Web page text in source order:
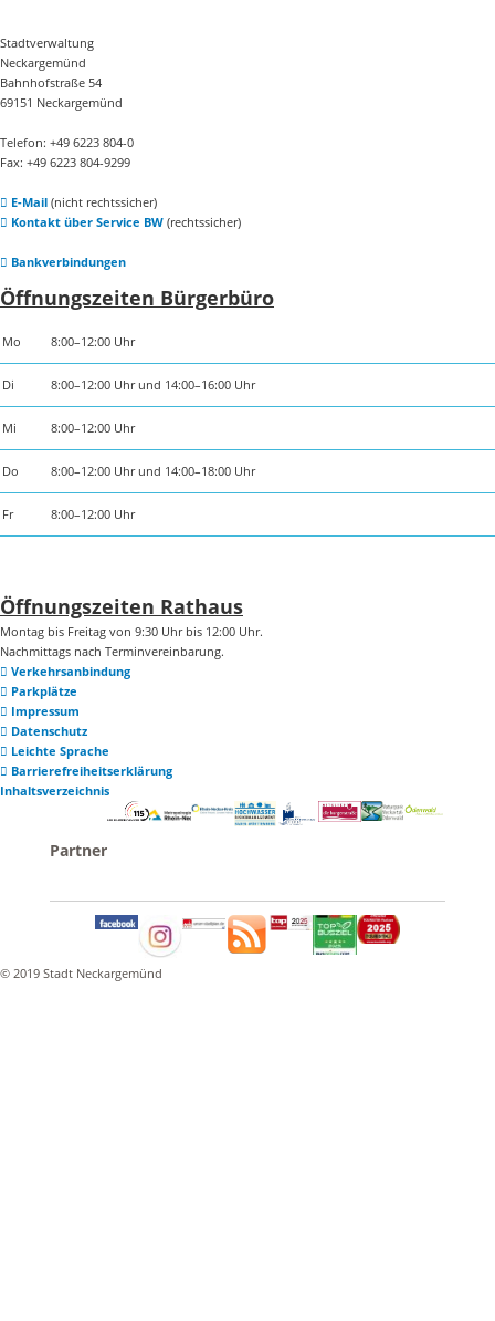
Stadtverwaltung
Neckargemünd
Bahnhofstraße 54
69151 Neckargemünd
Telefon: +49 6223 804-0
Fax: +49 6223 804-9299
E-Mail(nicht rechtssicher)
Kontakt über Service BW(rechtssicher)
Bankverbindungen
Öffnungszeiten Bürgerbüro
Mo 8:00–12:00 Uhr
Di 8:00–12:00 Uhr und 14:00–16:00 Uhr
Mi 8:00–12:00 Uhr
Do 8:00–12:00 Uhr und 14:00–18:00 Uhr
Fr 8:00–12:00 Uhr
Öffnungszeiten Rathaus
Montag bis Freitag von 9:30 Uhr bis 12:00 Uhr.
Nachmittags nach Terminvereinbarung.
Verkehrsanbindung
Parkplätze
Impressum
Datenschutz
Leichte Sprache
Barrierefreiheitserklärung
Inhaltsverzeichnis
© 2019 Stadt Neckargemünd